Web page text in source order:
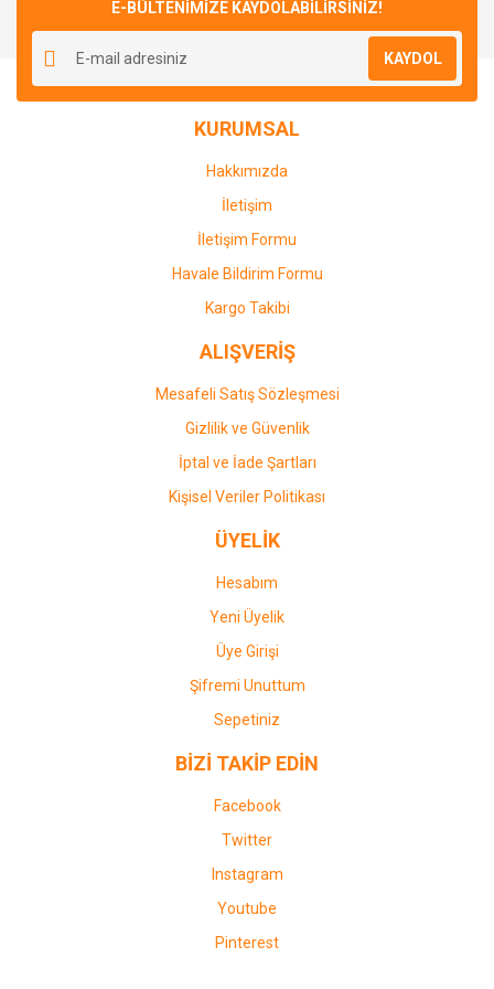
E-BÜLTENİMİZE KAYDOLABİLİRSİNİZ!
KAYDOL
KURUMSAL
Hakkımızda
İletişim
İletişim Formu
Havale Bildirim Formu
Kargo Takibi
ALIŞVERİŞ
Mesafeli Satış Sözleşmesi
Gizlilik ve Güvenlik
İptal ve İade Şartları
Kişisel Veriler Politikası
ÜYELİK
Hesabım
Yeni Üyelik
Üye Girişi
Şifremi Unuttum
Sepetiniz
BİZİ TAKİP EDİN
Facebook
Twitter
Instagram
Youtube
Pinterest